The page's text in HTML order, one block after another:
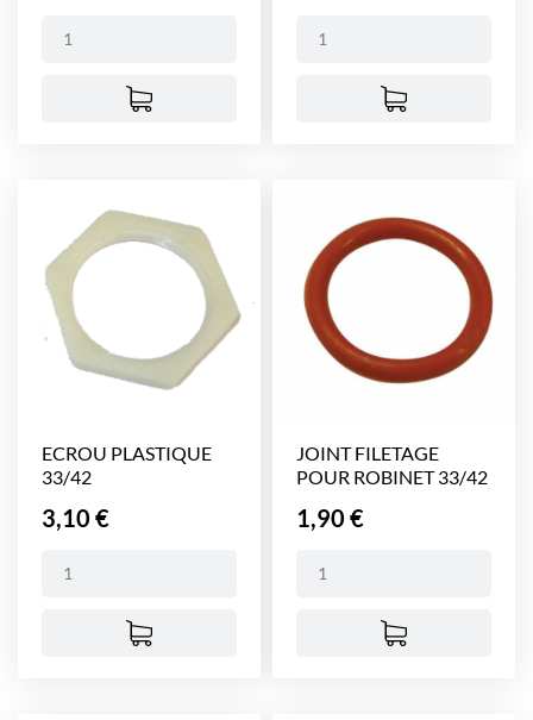
ECROU PLASTIQUE
33/42
Prix
3,10 €
JOINT FILETAGE
POUR ROBINET 33/42
Prix
1,90 €